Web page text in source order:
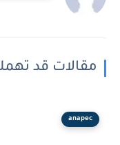
مقالات قد
anapec